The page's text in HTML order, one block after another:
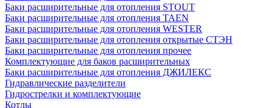
Баки расширительные для отопления STOUT
Баки расширительные для отопления TAEN
Баки расширительные для отопления WESTER
Баки расширительные для отопления открытые СТЭН
Баки расширительные для отопления прочее
Комплектующие для баков расширительных
Баки расширительные для отопления ДЖИЛЕКС
Гидравлические разделители
Гидрострелки и комплектующие
Котлы